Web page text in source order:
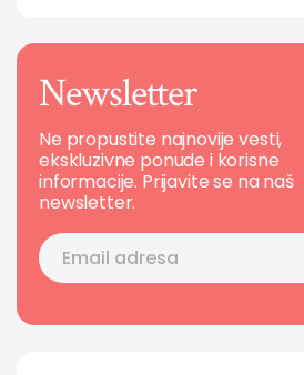
Newsletter
Ne propustite najnovije vesti,
ekskluzivne ponude i korisne
informacije. Prijavite se na naš
newsletter.